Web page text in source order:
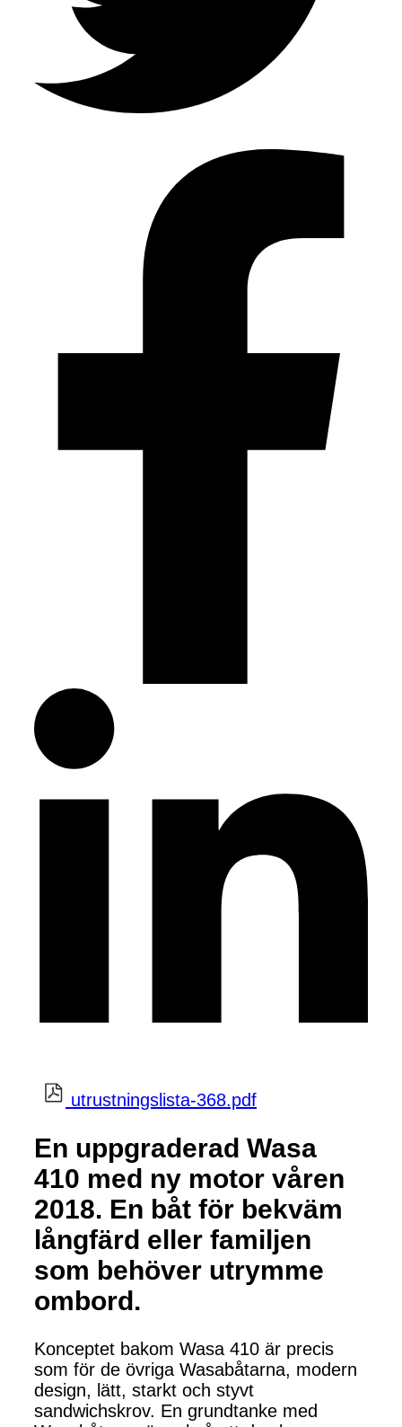
utrustningslista-368.pdf
En uppgraderad Wasa
410 med ny motor våren
2018. En båt för bekväm
långfärd eller familjen
som behöver utrymme
ombord.
Konceptet bakom Wasa 410 är precis
som för de övriga Wasabåtarna, modern
design, lätt, starkt och styvt
sandwichskrov. En grundtanke med